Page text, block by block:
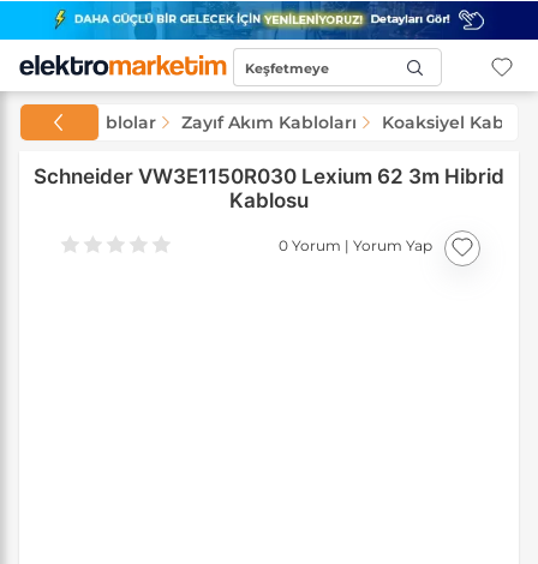
Keşfetmeye
Kablolar Zayıf Akım Kabloları Koaksiyel
Schneider VW3E1150R030 Lexium 62 3m Hibrid
Kablosu
0 Yorum | Yorum Yap